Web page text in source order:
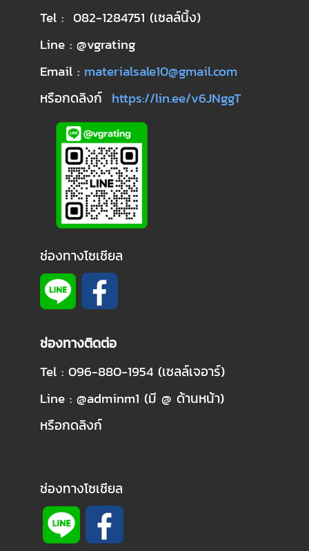
Tel : 082-1284751 (เซลล์นิ้ง)
Line : @vgrating
Email : materialsale10@gmail.com
หรือกดลิงก์ https://lin.ee/v6JNggT
ช่องทางโซเชียล
ช่องทางติดต่อ
Tel : 096-880-1954 (เซลล์เจอาร์)
Line : @adminm1 (มี @ ด้านหน้า)
หรือกดลิงก์
ช่องทางโซเชียล